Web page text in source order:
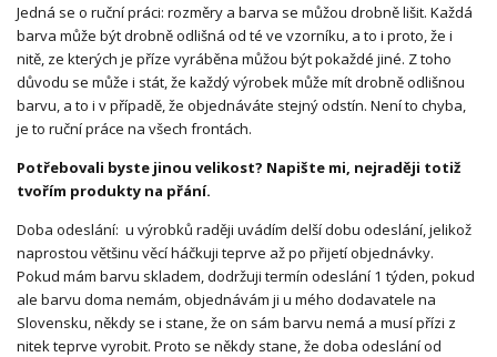
Jedná se o ruční práci: rozměry a barva se můžou drobně lišit. Každá
barva může být drobně odlišná od té ve vzorníku, a to i proto, že i
nitě, ze kterých je příze vyráběna můžou být pokaždé jiné. Z toho
důvodu se může i stát, že každý výrobek může mít drobně odlišnou
barvu, a to i v případě, že objednáváte stejný odstín. Není to chyba,
je to ruční práce na všech frontách.
Potřebovali byste jinou velikost? Napište mi, nejraději totiž
tvořím produkty na přání.
Doba odeslání: u výrobků raději uvádím delší dobu odeslání, jelikož
naprostou většinu věcí háčkuji teprve až po přijetí objednávky.
Pokud mám barvu skladem, dodržuji termín odeslání 1 týden, pokud
ale barvu doma nemám, objednávám ji u mého dodavatele na
Slovensku, někdy se i stane, že on sám barvu nemá a musí přízi z
nitek teprve vyrobit. Proto se někdy stane, že doba odeslání od